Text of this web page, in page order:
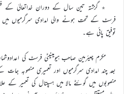
فرسٹ کے تحت ہونے والی امدادی سرگرمیوں
توفیق پائی ہے۔
مکرم چیئرمین صاحب ہیومینیٹی فرسٹ کی
بعد چند امدادی سرگرمیوں اور تعمیری منصوبہ جات
منصوبوں میں گوئٹے مالا میں ہسپتال کی تعمیر کے